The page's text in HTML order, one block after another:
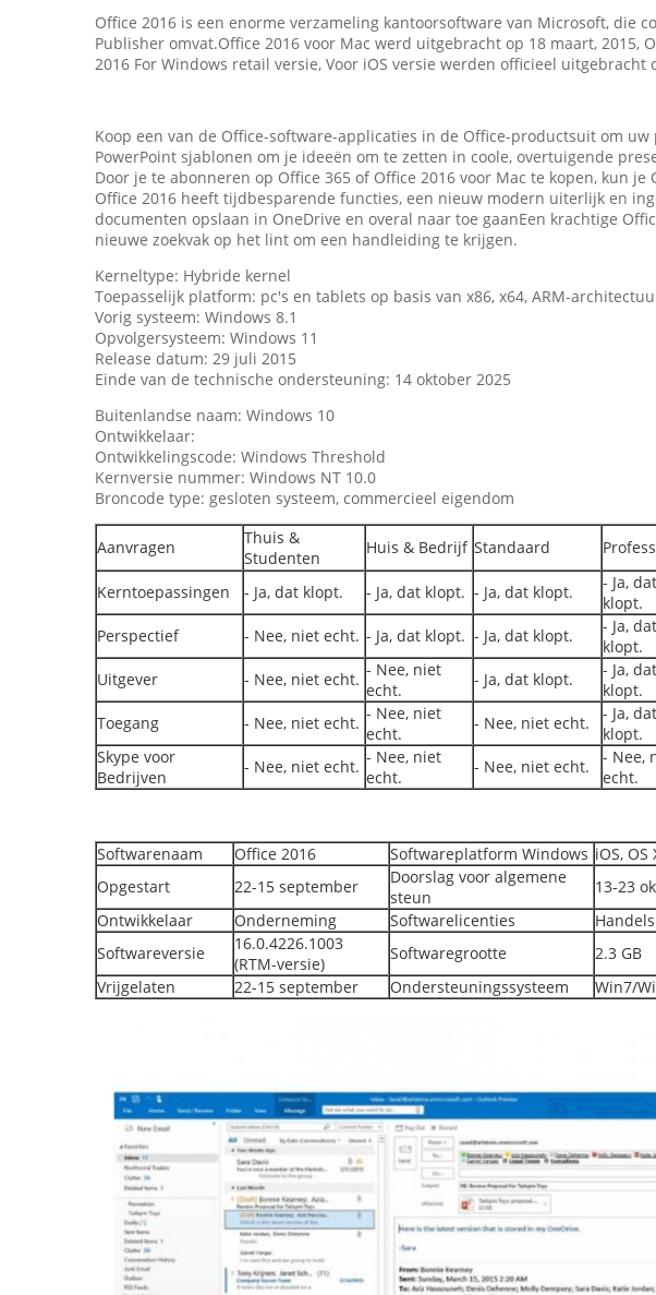
Office 2016 is een enorme verzameling kantoorsoftware van Microsoft, die
Publisher omvat.Office 2016 voor Mac werd uitgebracht op 18 maart,
2016 For Windows retail versie, Voor iOS versie werden officieel uitgebracht
Koop een van de Office-software-applicaties in de Office-productsuit om
PowerPoint sjablonen om je ideeën om te zetten in coole, overtuigende
Door je te abonneren op Office 365 of Office 2016 voor Mac te kopen, kun
Office 2016 heeft tijdbesparende functies, een nieuw modern uiterlijk en
documenten opslaan in OneDrive en overal naar toe gaanEen krachtige
nieuwe zoekvak op het lint om een handleiding te krijgen.
Kerneltype: Hybride kernel
Toepasselijk platform: pc's en tablets op basis van x86, x64, ARM-
Vorig systeem: Windows 8.1
Opvolgersysteem: Windows 11
Release datum: 29 juli 2015
Einde van de technische ondersteuning: 14 oktober 2025
Buitenlandse naam: Windows 10
Ontwikkelaar:
Ontwikkelingscode: Windows Threshold
Kernversie nummer: Windows NT 10.0
Broncode type: gesloten systeem, commercieel eigendom
Aanvragen
Thuis &
Studenten
Huis & Bedrijf Standaard
Kerntoepassingen
- Ja, dat klopt. - Ja, dat klopt. - Ja, dat klopt.
- Ja, dat
klopt.
Perspectief
- Nee, niet echt. - Ja, dat klopt. - Ja, dat klopt.
- Ja, dat
klopt.
Uitgever
- Nee, niet echt. - Nee, niet
echt.
- Ja, dat klopt.
- Ja, dat
klopt.
Toegang
- Nee, niet echt. - Nee, niet
echt.
- Nee, niet echt.
- Ja, dat
klopt.
Skype voor
Bedrijven
- Nee, niet echt. - Nee, niet
echt.
- Nee, niet echt.
- Nee,
echt.
Softwarenaam Office 2016 Softwareplatform Windows iOS,
Opgestart
22-15 september
Doorslag voor algemene
steun
13-23
Ontwikkelaar
Onderneming Softwarelicenties
Softwareversie
16.0.4226.1003
(RTM-versie)
Softwaregrootte
2.3 GB
Vrijgelaten
22-15 september Ondersteuningssysteem Win7/